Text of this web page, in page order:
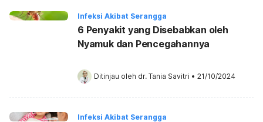
Infeksi Akibat Serangga
6 Penyakit yang Disebabkan oleh
Nyamuk dan Pencegahannya
Ditinjau oleh dr. Tania Savitri • 21/10/2024
Infeksi Akibat Serangga